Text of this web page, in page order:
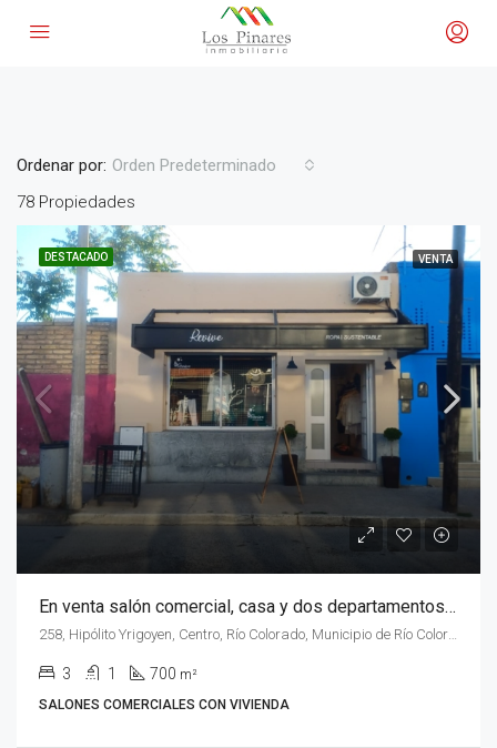
78 Propiedades
Ordenar por: Orden Predeterminado
DESTACADO VENTA
En venta salón comercial, casa y dos departamentos en calle Irigoyen Nº 258, de la ciudad de Rio Colorado, Rio Negro.
3 1 700 m²
SALONES COMERCIALES CON VIVIENDA